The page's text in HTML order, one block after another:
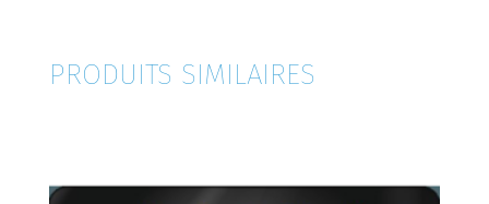
PRODUITS SIMILAIRES